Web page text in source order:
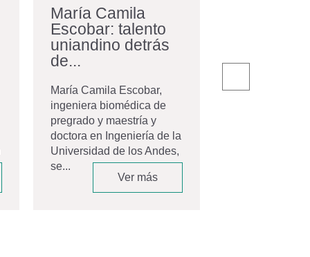
María Camila
Escobar: talento
uniandino detrás
de...
María Camila Escobar,
ingeniera biomédica de
pregrado y maestría y
doctora en Ingeniería de la
Universidad de los Andes,
se...
Ver más
la Universidad